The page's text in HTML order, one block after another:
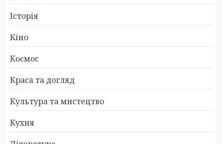
Історія
Кіно
Космос
Краса та догляд
Культура та мистецтво
Кухня